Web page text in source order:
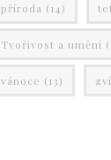
příroda (14)
Tvořivost a umění
vánoce (13)